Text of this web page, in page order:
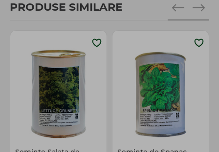
PRODUSE SIMILARE